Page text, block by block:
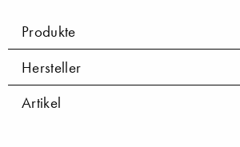
Produkte
Hersteller
Artikel